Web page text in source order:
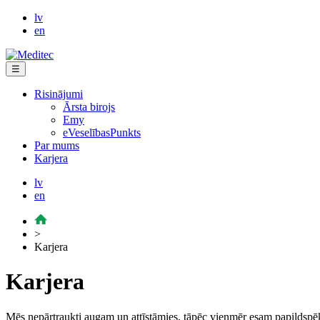
lv
en
☰
Risinājumi
Ārsta birojs
Emy
eVeselībasPunkts
Par mums
Karjera
lv
en
>
Karjera
Karjera
Mēs nepārtraukti augam un attīstāmies, tāpēc vienmēr esam